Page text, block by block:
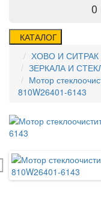
0
КАТАЛОГ
ХОВО И СИТРАК
ЗЕРКАЛА И
Мотор
810W26401-6143